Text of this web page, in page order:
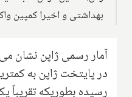
بهداشتی و اخیرا کمپین
رسیده بطوریکه تقریباً